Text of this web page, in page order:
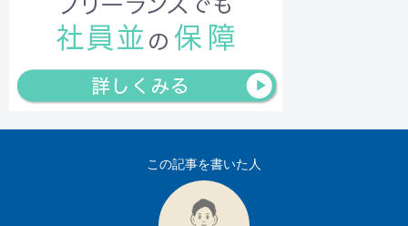
この記事を書いた人